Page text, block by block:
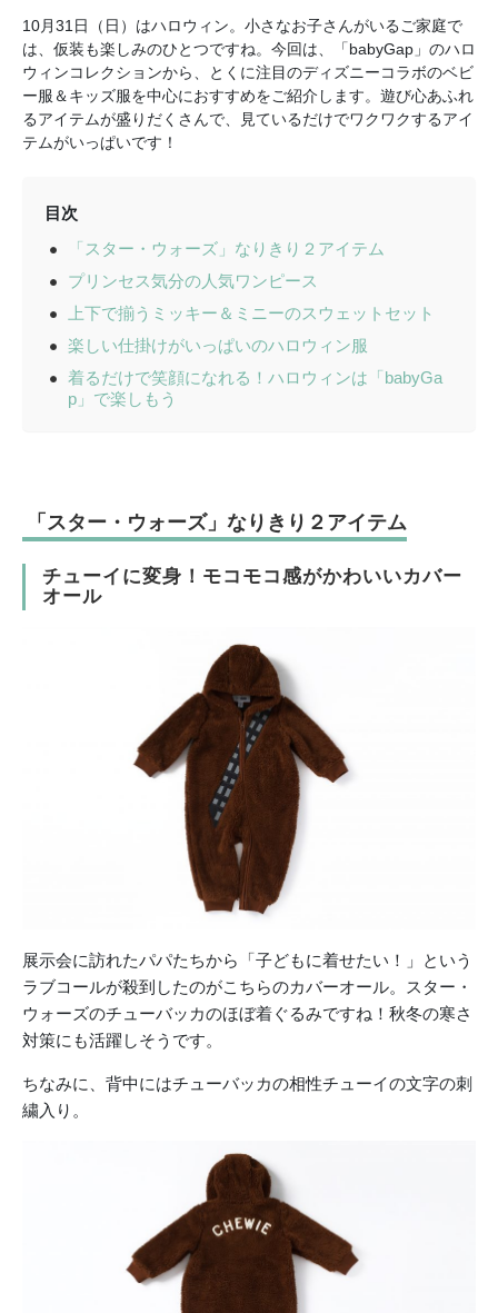
10月31日（日）はハロウィン。小さなお子さんがいるご家庭で
は、仮装も楽しみのひとつですね。今回は、「babyGap」のハロ
ウィンコレクションから、とくに注目のディズニーコラボのベビ
ー服＆キッズ服を中心におすすめをご紹介します。遊び心あふれ
るアイテムが盛りだくさんで、見ているだけでワクワクするアイ
テムがいっぱいです！
目次
「スター・ウォーズ」なりきり２アイテム
プリンセス気分の人気ワンピース
上下で揃うミッキー＆ミニーのスウェットセット
楽しい仕掛けがいっぱいのハロウィン服
着るだけで笑顔になれる！ハロウィンは「babyGa
p」で楽しもう
「スター・ウォーズ」なりきり２アイテム
チューイに変身！モコモコ感がかわいいカバー
オール
展示会に訪れたパパたちから「子どもに着せたい！」という
ラブコールが殺到したのがこちらのカバーオール。スター・
ウォーズのチューバッカのほぼ着ぐるみですね！秋冬の寒さ
対策にも活躍しそうです。
ちなみに、背中にはチューバッカの相性チューイの文字の刺
繍入り。